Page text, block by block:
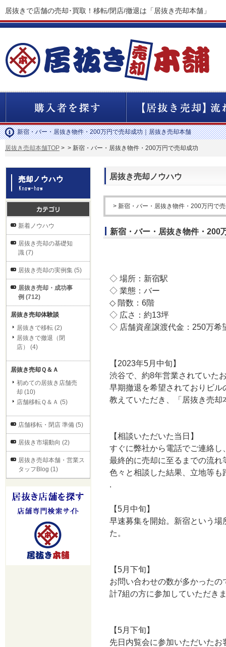
居抜きで店舗の売却･買取！移転/閉店/撤退は「居抜き売却本舗」
新宿・バー・居抜き物件・200万円で売却成功｜居抜き売却本舗
居抜き売却本舗TOP > > 新宿・バー・居抜き物件・200万円で売却成功
居抜き売却ノウハウ
> 新宿・バー・居抜き物件・200万円で
新宿・バー・居抜き物件・200
◇ 場所：新宿駅
◇ 業態：バー
◇ 階数：6階
◇ 広さ：約13坪
◇ 店舗資産譲渡代金：250万希
【2023年5月中旬】
渋谷で、約8年営業されていた
早期撤退を希望されておりビ
教えていただき、「居抜き売
【相談いただいた当日】
すぐに弊社から電話でご連絡
最終的に売却に至るまでの流
色々と相談した結果、立地等
.
【5月中旬】
早速募集を開始。新宿という
た。
【5月下旬】
お問い合わせの数が多かった
計7組の方に参加していただき
【5月下旬】
先日内覧会に参加いただいた
新着ノウハウ
居抜き売却の基礎知
識 (7)
居抜き売却の実例集 (5)
居抜き売却・成功事
例 (712)
居抜き売却体験談
居抜きで移転 (2)
居抜きで撤退（閉
店） (4)
居抜き売却Ｑ＆Ａ
初めての居抜き店舗売
却 (10)
店舗移転Ｑ＆Ａ (5)
店舗移転・閉店 準備 (5)
居抜き市場動向 (2)
居抜き売却本舗・営業ス
タッフBlog (1)